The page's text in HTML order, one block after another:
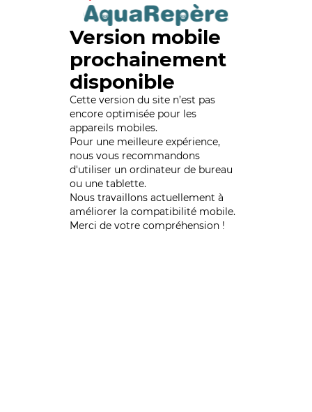
Version mobile
prochainement
disponible
Cette version du site n’est pas
encore optimisée pour les
appareils mobiles.
Pour une meilleure expérience,
nous vous recommandons
d'utiliser un ordinateur de bureau
ou une tablette.
Nous travaillons actuellement à
améliorer la compatibilité mobile.
Merci de votre compréhension !